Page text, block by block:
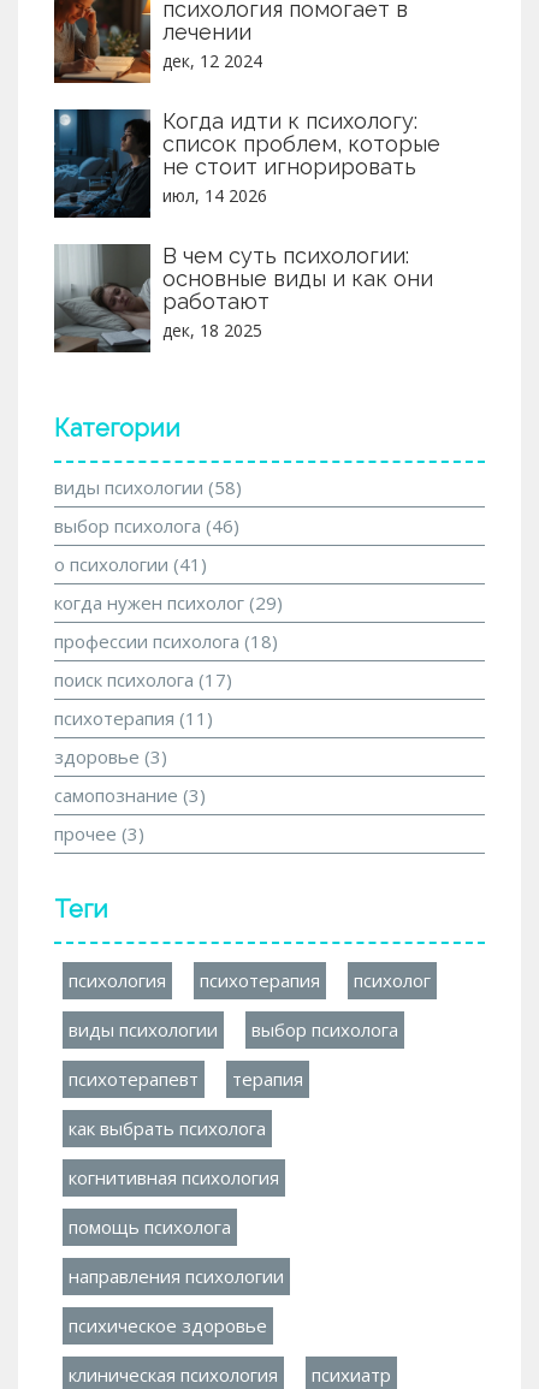
психология помогает в
лечении
дек, 12 2024
Когда идти к психологу:
список проблем, которые
не стоит игнорировать
июл, 14 2026
В чем суть психологии:
основные виды и как они
работают
дек, 18 2025
Категории
виды психологии (58)
выбор психолога (46)
о психологии (41)
когда нужен психолог (29)
профессии психолога (18)
поиск психолога (17)
психотерапия (11)
здоровье (3)
самопознание (3)
прочее (3)
Теги
психология психотерапия психолог
виды психологии выбор психолога
психотерапевт терапия
как выбрать психолога
когнитивная психология
помощь психолога
направления психологии
психическое здоровье
клиническая психология психиатр